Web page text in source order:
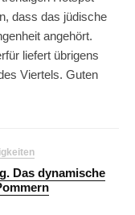
dass das jüdische
angehört.
liefert übrigens
Viertels. Guten
Das dynamische